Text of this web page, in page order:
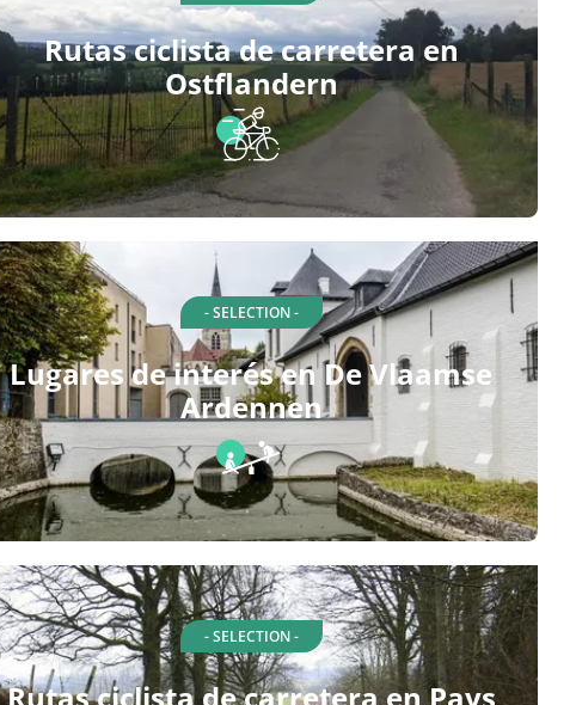
Rutas ciclista de carretera en
Ostflandern
- SELECTION -
Lugares de interés en De Vlaamse
Ardennen
- SELECTION -